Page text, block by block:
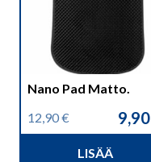
Nano Pad Matto.
12,90€
Alkuperäinen9,90
Nykyinen
LISÄÄ